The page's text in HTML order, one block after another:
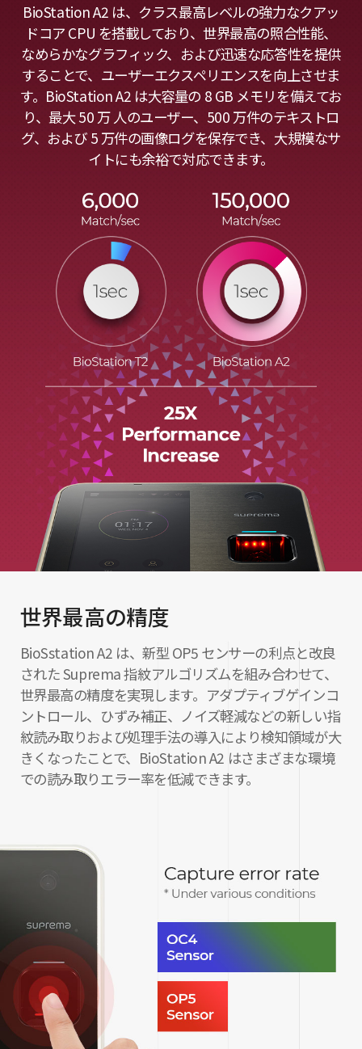
BioStation A2 は、クラス最高レベルの強力なクアッ
ドコア CPU を搭載しており、世界最高の照合性能、
なめらかなグラフィック、および迅速な応答性を提供
することで、ユーザーエクスペリエンスを向上させま
す。BioStation A2 は大容量の 8 GB メモリを備えてお
り、最大 50 万 人のユーザー、500 万件のテキストロ
グ、および 5 万件の画像ログを保存でき、大規模なサ
イトにも余裕で対応できます。
世界最高の精度
BioSstation A2 は、新型 OP5 センサーの利点と改良
された Suprema 指紋アルゴリズムを組み合わせて、
世界最高の精度を実現します。アダプティブゲインコ
ントロール、ひずみ補正、ノイズ軽減などの新しい指
紋読み取りおよび処理手法の導入により検知領域が大
きくなったことで、BioStation A2 はさまざまな環境
での読み取りエラー率を低減できます。